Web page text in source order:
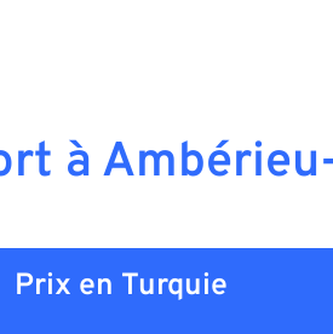
à
Prix en Turquie